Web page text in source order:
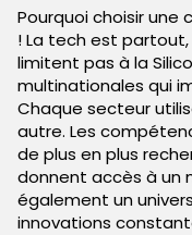
Pourquoi choisir une
! La tech est
limitent pas à la
multinationales qui
Chaque secteur
autre. Les
de plus en plus
donnent accès à un
également un
innovations